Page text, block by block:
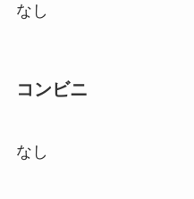
なし
コンビニ
なし